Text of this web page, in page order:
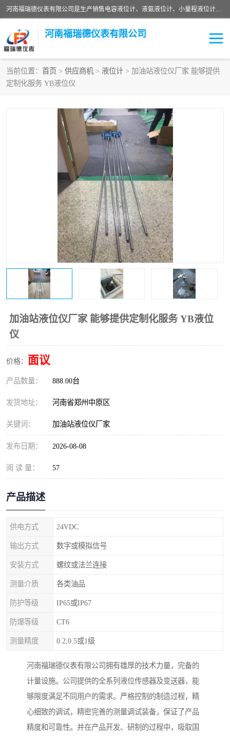
河南福瑞德仪表有限公司是生产销售电容液位计、液氨液位计、小量程液位计定制、智能锅炉水位计、液氮液位计等；并在产品开发、研制的过程中，吸取国内外仪器仪表的技术精华，建立了一支高、精、尖的科研开发队伍，使产品性能不断升级。
河南福瑞德仪表有限公司
当前位置： 首页 > 供应商机 > 液位计 > 加油站液位仪厂家 能够提供
定制化服务 YB液位仪
加油站液位仪厂家 能够提供定制化服务 YB液位
仪
价格： 面议
产品数量： 888.00台
发货地址： 河南省郑州中原区
关键词： 加油站液位仪厂家
发布日期： 2026-08-08
阅 读 量： 57
产品描述
供电方式 24VDC
输出方式 数字或模拟信号
安装方式 螺纹或法兰连接
测量介质 各类油品
防护等级 IP65或IP67
防爆等级 CT6
测量精度 0.2,0.5或1级
河南福瑞德仪表有限公司拥有雄厚的技术力量，完备的
计量设施。公司提供的全系列液位传感器及变送器，能
够限度满足不同用户的需求。严格控制的制造过程，精
心细致的调试，精密完善的测量调试装备，保证了产品
精度和可靠性。并在产品开发、研制的过程中，吸取国
液位计
流量传感器
液氮液位计
液位计传感器定制
物位计
测漏仪
锅炉水位计
智能锅炉水位计 电容液位计
流量仪表 加油站液位仪